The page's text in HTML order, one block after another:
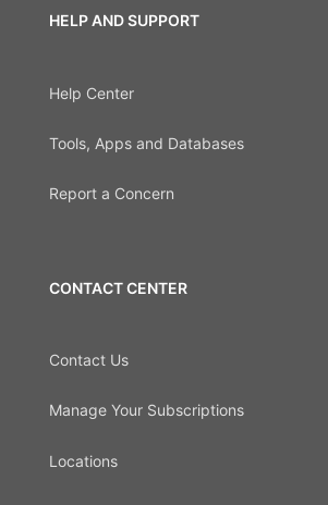
HELP AND SUPPORT
Help Center
Tools, Apps and Databases
Report a Concern
CONTACT CENTER
Contact Us
Manage Your Subscriptions
Locations